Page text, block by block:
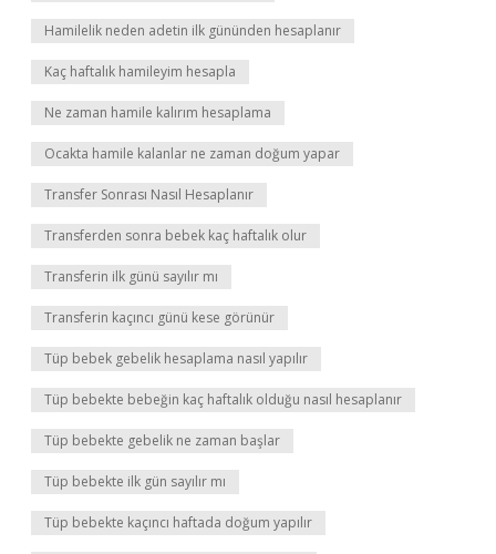
Hamilelik neden adetin ilk gününden hesaplanır
Kaç haftalık hamileyim hesapla
Ne zaman hamile kalırım hesaplama
Ocakta hamile kalanlar ne zaman doğum yapar
Transfer Sonrası Nasıl Hesaplanır
Transferden sonra bebek kaç haftalık olur
Transferin ilk günü sayılır mı
Transferin kaçıncı günü kese görünür
Tüp bebek gebelik hesaplama nasıl yapılır
Tüp bebekte bebeğin kaç haftalık olduğu nasıl hesaplanır
Tüp bebekte gebelik ne zaman başlar
Tüp bebekte ilk gün sayılır mı
Tüp bebekte kaçıncı haftada doğum yapılır